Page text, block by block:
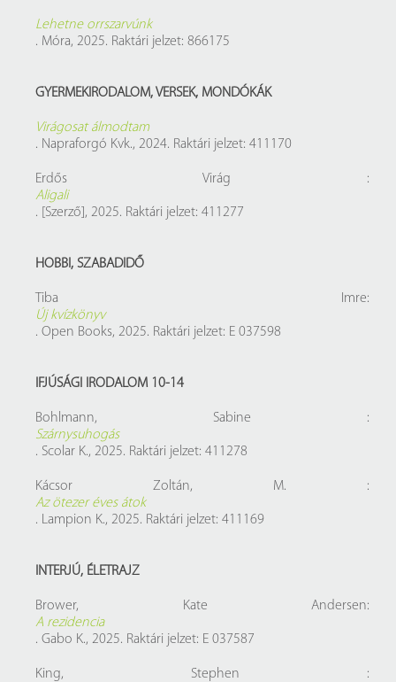
Lehetne orrszarvúnk
. Móra, 2025. Raktári jelzet: 866175
GYERMEKIRODALOM, VERSEK, MONDÓKÁK
Virágosat álmodtam
. Napraforgó Kvk., 2024. Raktári jelzet: 411170
Erdős Virág :
Aligali
. [Szerző], 2025. Raktári jelzet: 411277
HOBBI, SZABADIDŐ
Tiba Imre:
Új kvízkönyv
. Open Books, 2025. Raktári jelzet: E 037598
IFJÚSÁGI IRODALOM 10-14
Bohlmann, Sabine :
Szárnysuhogás
. Scolar K., 2025. Raktári jelzet: 411278
Kácsor Zoltán, M. :
Az ötezer éves átok
. Lampion K., 2025. Raktári jelzet: 411169
INTERJÚ, ÉLETRAJZ
Brower, Kate Andersen:
A rezidencia
. Gabo K., 2025. Raktári jelzet: E 037587
King, Stephen :